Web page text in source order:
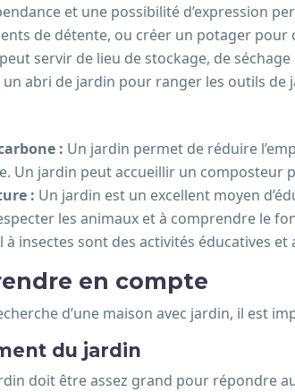
et une possibilité d’expression
de détente, ou créer un potager
servir de lieu de stockage, de
abri de jardin pour ranger les outils de
: Un jardin permet de réduire
Un jardin peut accueillir un
: Un jardin est un excellent moyen
les animaux et à comprendre le
à insectes sont des activités éducatives
en compte
d’une maison avec jardin, il est
du jardin
doit être assez grand pour répondre